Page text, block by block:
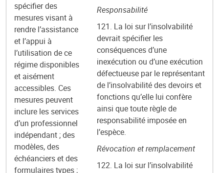
spécifier des
mesures visant à
rendre l’assistance
et l’appui à
l’utilisation de ce
régime disponibles
et aisément
accessibles. Ces
mesures peuvent
inclure les services
d’un professionnel
indépendant ; des
modèles, des
échéanciers et des
formulaires types ;
Responsabilité
121. La loi sur l’insolvabilité
devrait spécifier les
conséquences d’une
inexécution ou d’une exécution
défectueuse par le représentant
de l’insolvabilité des devoirs et
fonctions qu’elle lui confère
ainsi que toute règle de
responsabilité imposée en
l’espèce.
Révocation et remplacement
122. La loi sur l’insolvabilité